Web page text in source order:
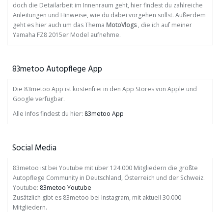
doch die Detailarbeit im Innenraum geht, hier findest du zahlreiche
Anleitungen und Hinweise, wie du dabei vorgehen sollst. Außerdem
geht es hier auch um das Thema MotoVlogs, die ich auf meiner
Yamaha FZ8 2015er Model aufnehme.
83metoo Autopflege App
Die 83metoo App ist kostenfrei in den App Stores von Apple und
Google verfügbar.
Alle Infos findest du hier: 83metoo App
Social Media
83metoo ist bei Youtube mit über 124.000 Mitgliedern die größte
Autopflege Community in Deutschland, Österreich und der Schweiz.
Youtube: 83metoo Youtube
Zusätzlich gibt es 83metoo bei Instagram, mit aktuell 30.000
Mitgliedern.